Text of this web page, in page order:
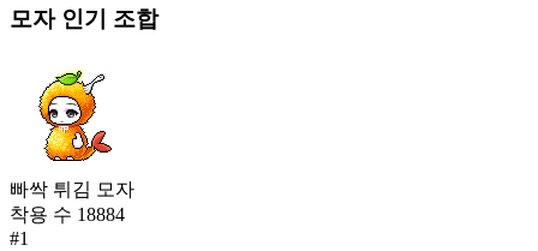
모자인기 조합
빠싹 튀김 모자
착용 수 18884
#1